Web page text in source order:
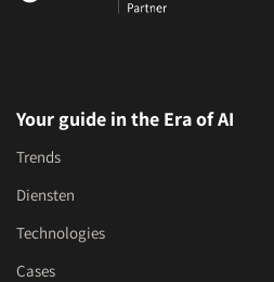
Your guide in the Era of AI
Trends
Diensten
Technologies
Cases